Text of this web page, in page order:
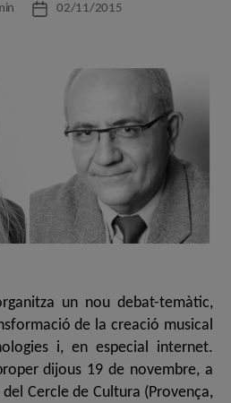
Data02/11/2015
un nou debat-temàtic,
de la creació musical
i, en especial internet.
dijous 19 de novembre, a
Cercle de Cultura (Provença,